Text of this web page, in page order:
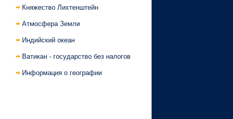
Княжество Лихтенштейн
Атмосфера Земли
Индийский океан
Ватикан - государство без налогов
Информация о географии